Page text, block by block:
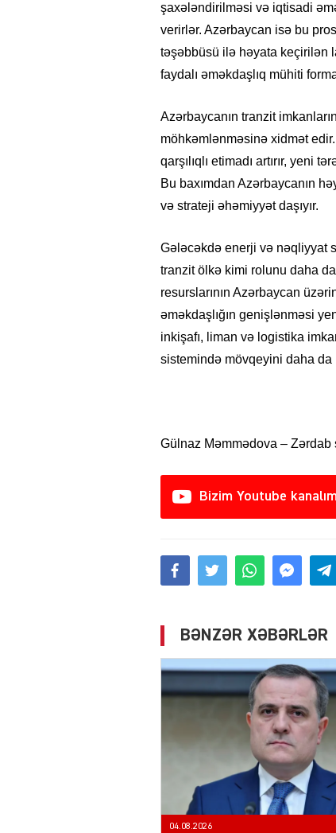
şaxələndirilməsi və iqtisadi
verirlər. Azərbaycan isə bu
təşəbbüsü ilə həyata keçirilən
faydalı əməkdaşlıq mühiti
Azərbaycanın tranzit
möhkəmlənməsinə xidmət
qarşılıqlı etimadı artırır, yeni
Bu baxımdan Azərbaycanın
və strateji əhəmiyyət daşıyır.
Gələcəkdə enerji və nəqliyyat
tranzit ölkə kimi rolunu daha
resurslarının Azərbaycan
əməkdaşlığın genişlənməsi
inkişafı, liman və logistika
sistemində mövqeyini daha da
Gülnaz Məmmədova –
Bizim Youtube
BƏNZƏR XƏBƏRLƏR
04.08.2026